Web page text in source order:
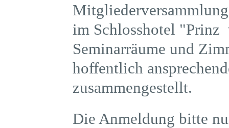
im Schlosshotel "Prinz
Seminarräume und
hoffentlich
zusammengestellt.
Die Anmeldung bitte